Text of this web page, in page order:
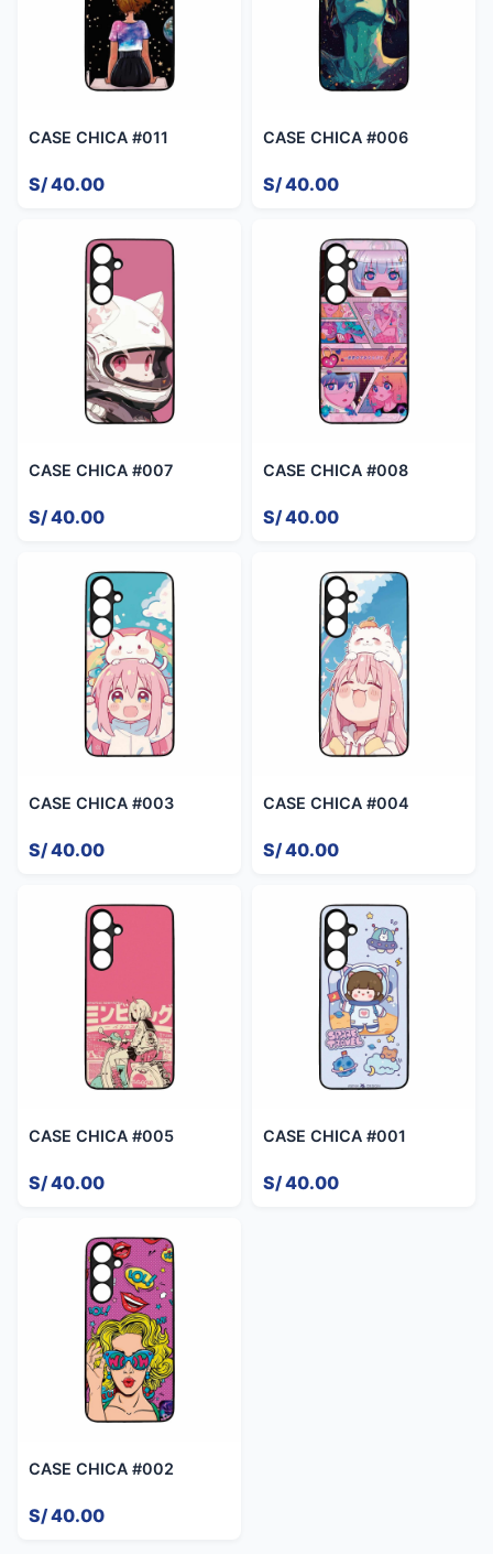
CASE CHICA #011
S/ 40.00
CASE CHICA #006
S/ 40.00
CASE CHICA #007
S/ 40.00
CASE CHICA #008
S/ 40.00
CASE CHICA #003
S/ 40.00
CASE CHICA #004
S/ 40.00
CASE CHICA #005
S/ 40.00
CASE CHICA #001
S/ 40.00
CASE CHICA #002
S/ 40.00